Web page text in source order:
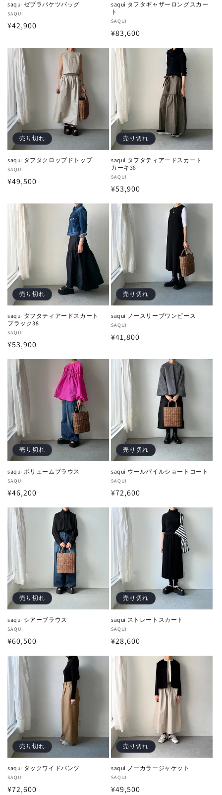
saqui ゼブラバケツバッグ
販
売
SAQUI
通
価
¥42,900
saqui タフタギャザーロングスカー
ト
販
売
SAQUI
通
格
¥83,600
売り切れ
saqui タフタクロップドトップ
販
売
SAQUI
通
価
¥49,500
売り切れ
saqui タフタティアードスカート
カーキ38
販
売
SAQUI
通
価
¥53,900
売り切れ
saqui タフタティアードスカート
ブラック38
販
売
SAQUI
通
価
¥53,900
売り切れ
saqui ノースリーブワンピース
販
売
SAQUI
通
価
¥41,800
売り切れ
saqui ボリュームブラウス
販
売
SAQUI
通
価
¥46,200
売り切れ
saqui ウールパイルショートコート
販
売
SAQUI
通
格
¥72,600
売り切れ
saqui シアーブラウス
販
売
SAQUI
通
価
格
¥60,500
売り切れ
saqui ストレートスカート
販
売
SAQUI
通
¥28,600
売り切れ
saqui タックワイドパンツ
販
売
SAQUI
通
¥72,600
売り切れ
saqui ノーカラージャケット
販
売
SAQUI
通
¥49,500